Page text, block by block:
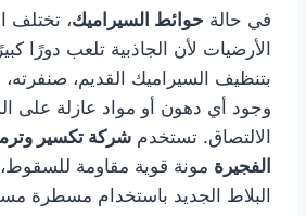
في حالة حوائط السيراميك، تختلف
الأرضيات لأن الجاذبية تلعب دورًا
بتنظيف السيراميك القديم،
وجود أي دهون أو مواد عازلة على
الالتصاق. تستخدم شركة تكسير
الفجيرة مونة قوية مقاومة للسقوط،
البلاط الجديد باستخدام مسطرة